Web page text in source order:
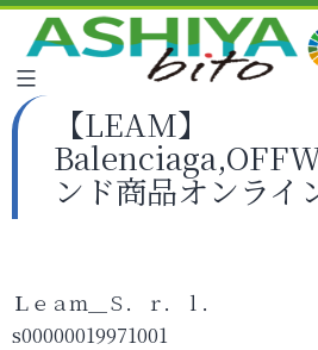
【LEAM】
ンド商品オンライ
Ｌｅａｍ＿Ｓ．ｒ．ｌ．
s00000019971001